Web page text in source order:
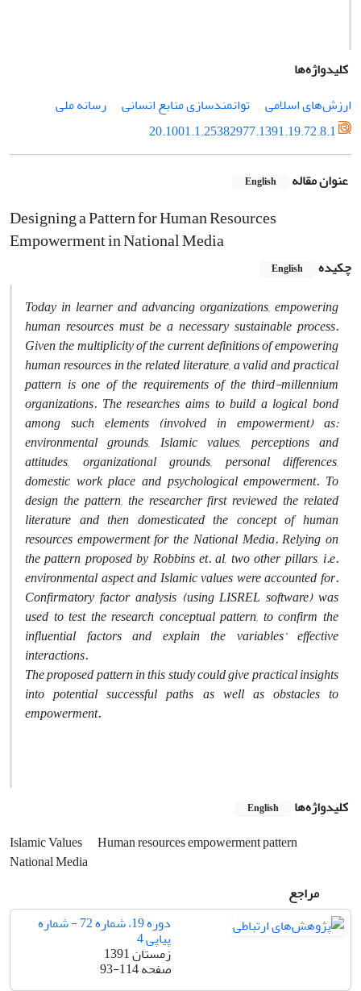
کلیدواژه‌ها
ارزش‌های اسلامی‌
توانمندسازی منابع انسانی
رسانه ملی
20.1001.1.25382977.1391.19.72.8.1
عنوان مقاله English
Designing a Pattern for Human Resources
Empowerment in National Media
چکیده English
Today in learner and advancing organizations, empowering
human resources must be a necessary sustainable process.
Given the multiplicity of the current definitions of empowering
human resources in the related literature, a valid and practical
pattern is one of the requirements of the third-millennium
organizations. The researches aims to build a logical bond
among such elements (involved in empowerment) as:
environmental grounds, Islamic values, perceptions and
attitudes, organizational grounds, personal differences,
domestic work place and psychological empowerment. To
design the pattern, the researcher first reviewed the related
literature and then domesticated the concept of human
resources empowerment for the National Media. Relying on
the pattern proposed by Robbins et. al, two other pillars, i.e.
environmental aspect and Islamic values were accounted for.
Confirmatory factor analysis (usingLISREL software) was
used to test the research conceptual pattern, to confirm the
influential factors and explain the variables’ effective
interactions.
The proposed pattern in this study could give practical insights
into potential successful paths as well as obstacles to
empowerment.
کلیدواژه‌ها English
Islamic Values
Human resources empowerment pattern
National Media
مراجع
دوره 19، شماره 72 - شماره
پیاپی 4
زمستان 1391
صفحه93-114